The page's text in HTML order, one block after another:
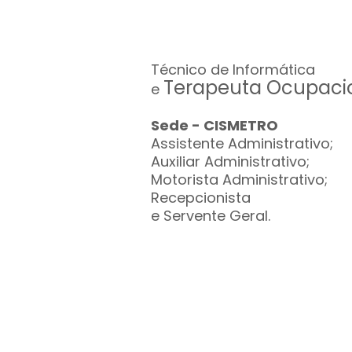
Técnico de Informática
e Terapeuta
Sede - CISMETRO
Assistente Administrativo;
Auxiliar Administrativo;
Motorista Administrativo;
Recepcionista
e Servente Geral.